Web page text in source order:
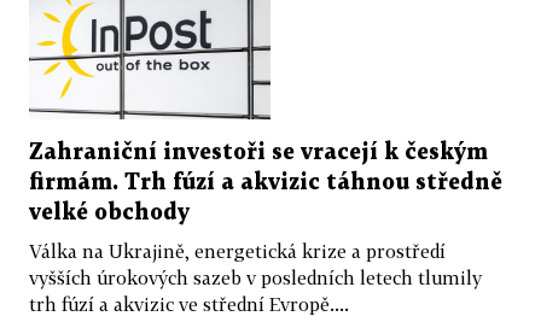
Zahraniční investoři se vracejí k českým
firmám. Trh fúzí a akvizic táhnou středně
velké obchody
Válka na Ukrajině, energetická krize a prostředí
vyšších úrokových sazeb v posledních letech tlumily
trh fúzí a akvizic ve střední Evropě....